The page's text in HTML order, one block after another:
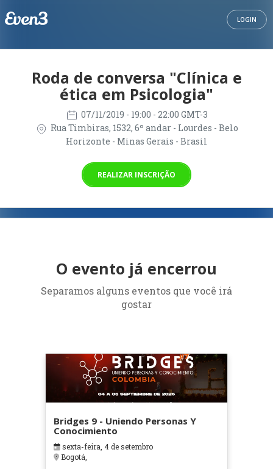
LOGIN
Roda de conversa "Clínica e
ética em Psicologia"
07/11/2019 - 19:00 - 22:00 GMT-3
Rua Timbiras, 1532, 6º andar - Lourdes - Belo
Horizonte - Minas Gerais - Brasil
REALIZAR INSCRIÇÃO
O evento já encerrou
Separamos alguns eventos que você irá
gostar
Bridges 9 - Uniendo Personas Y
Conocimiento
sexta-feira, 4 de setembro
Bogotá,